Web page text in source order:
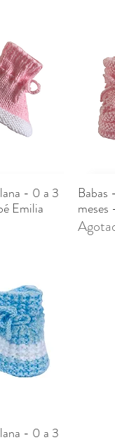
- 0 a 3
Emilia
oferta
meses
- 0 a 3